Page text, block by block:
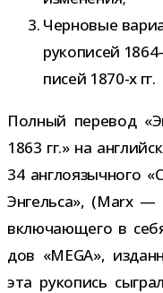
Черновые
руко­пи­сей
пи­сей 1870-​х гг.
Полный пере­вод
1863 гг.» на
34 англо­языч­ного
Энгельса», (Marx —
вклю­ча­ю­щего в
дов «MEGA»,
эта руко­пись